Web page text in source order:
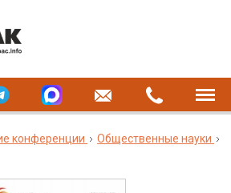
конференции
Общественные науки